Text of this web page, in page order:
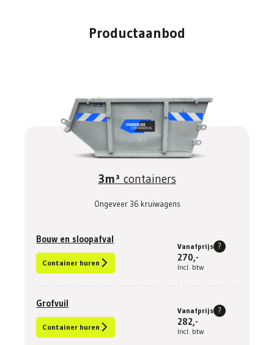
Productaanbod
3m³ containers
Ongeveer 36 kruiwagens
Bouw en sloopafval
Container huren
Vanafprijs ?
270,-
Incl. btw
Grofvuil
Container huren
Vanafprijs ?
282,-
Incl. btw